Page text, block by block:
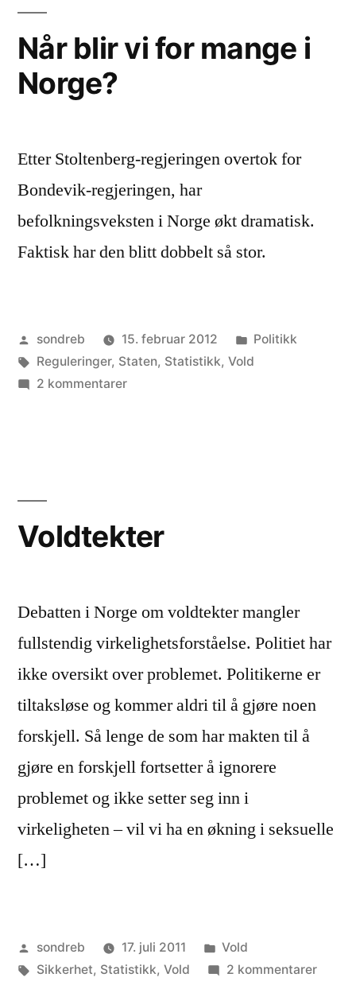
Når blir vi for mange i
Norge?
Etter Stoltenberg-regjeringen overtok for
Bondevik-regjeringen, har
befolkningsveksten i Norge økt dramatisk.
Faktisk har den blitt dobbelt så stor.
Publisert
av
sondreb 15. februar 2012
Publisert
i
Politikk
Stikkord:
Reguleringer, Staten, Statistikk, Vold
2 kommentarertil
Norge?
Voldtekter
Debatten i Norge om voldtekter mangler
fullstendig virkelighetsforståelse. Politiet har
ikke oversikt over problemet. Politikerne er
tiltaksløse og kommer aldri til å gjøre noen
forskjell. Så lenge de som har makten til å
gjøre en forskjell fortsetter å ignorere
problemet og ikke setter seg inn i
virkeligheten – vil vi ha en økning i seksuelle
[…]
Publisert
av
sondreb 17. juli 2011
Publisert
Vold
Stikkord:
Sikkerhet, Statistikk, Vold 2 kommentarertil